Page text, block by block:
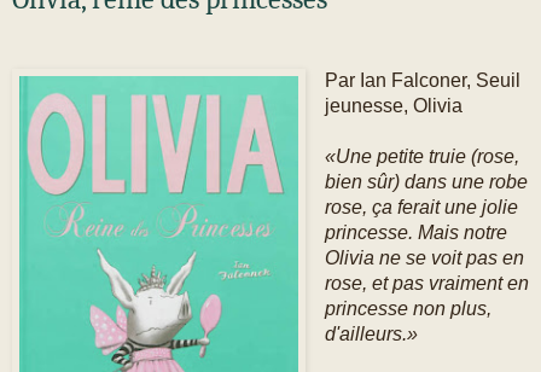
Par Ian Falconer, Seuil
jeunesse, Olivia
«Une petite truie (rose,
bien sûr) dans une robe
rose, ça ferait une jolie
princesse. Mais notre
Olivia ne se voit pas en
rose, et pas vraiment en
princesse non plus,
d'ailleurs.»